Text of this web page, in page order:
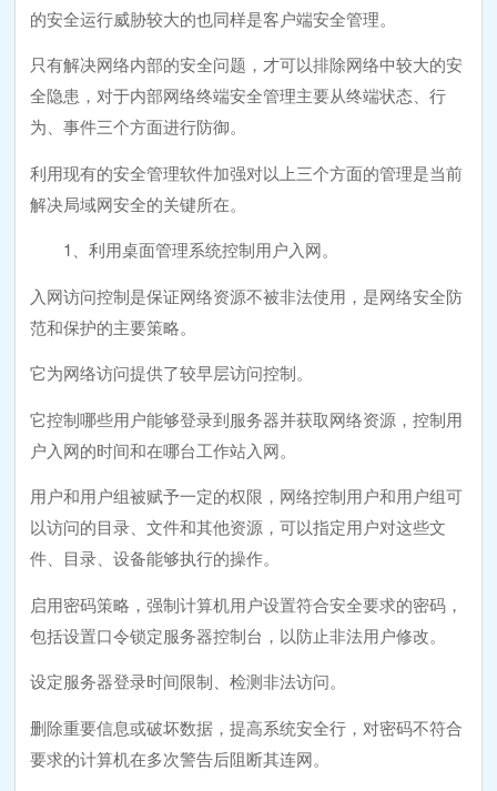
的安全运行威胁较大的也同样是客户端安全管理。
只有解决网络内部的安全问题，才可以排除网络中较大的安
全隐患，对于内部网络终端安全管理主要从终端状态、行
为、事件三个方面进行防御。
利用现有的安全管理软件加强对以上三个方面的管理是当前
解决局域网安全的关键所在。
1、利用桌面管理系统控制用户入网。
入网访问控制是保证网络资源不被非法使用，是网络安全防
范和保护的主要策略。
它为网络访问提供了较早层访问控制。
它控制哪些用户能够登录到服务器并获取网络资源，控制用
户入网的时间和在哪台工作站入网。
用户和用户组被赋予一定的权限，网络控制用户和用户组可
以访问的目录、文件和其他资源，可以指定用户对这些文
件、目录、设备能够执行的操作。
启用密码策略，强制计算机用户设置符合安全要求的密码，
包括设置口令锁定服务器控制台，以防止非法用户修改。
设定服务器登录时间限制、检测非法访问。
删除重要信息或破坏数据，提高系统安全行，对密码不符合
要求的计算机在多次警告后阻断其连网。